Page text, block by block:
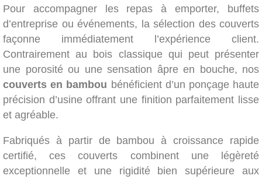
Pour accompagner les repas à emporter, buffets
d’entreprise ou événements, la sélection des couverts
façonne immédiatement l’expérience client.
Contrairement au bois classique qui peut présenter
une porosité ou une sensation âpre en bouche, nos
couverts en bambou bénéficient d’un ponçage haute
précision d’usine offrant une finition parfaitement lisse
et agréable.
Fabriqués à partir de bambou à croissance rapide
certifié, ces couverts combinent une légèreté
exceptionnelle et une rigidité bien supérieure aux